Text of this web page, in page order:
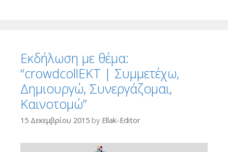
Εκδήλωση με θέμα:
“crowdcollEKT | Συμμετέχω,
Δημιουργώ, Συνεργάζομαι,
Καινοτομώ”
15 Δεκεμβρίου 2015 by Ellak-Editor